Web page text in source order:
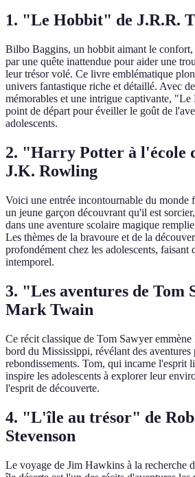
1. "Le Hobbit" de J.R.R.
Bilbo Baggins, un hobbit aimant le
par une quête inattendue pour aider une
leur trésor volé. Ce livre emblématique
univers fantastique riche et détaillé. Avec
mémorables et une intrigue captivante,
point de départ pour éveiller le goût de
adolescents.
2. "Harry Potter à l'école
J.K. Rowling
Voici une entrée incontournable du monde
un jeune garçon découvrant qu'il est
dans une aventure scolaire magique
Les thèmes de la bravoure et de la
profondément chez les adolescents, faisant
intemporel.
3. "Les aventures de Tom
Mark Twain
Ce récit classique de Tom Sawyer emmène
bord du Mississippi, révélant des aventures
rebondissements. Tom, qui incarne l'esprit
inspire les adolescents à explorer leur
l'esprit de découverte.
4. "L'île au trésor" de
Stevenson
Le voyage de Jim Hawkins à la recherche